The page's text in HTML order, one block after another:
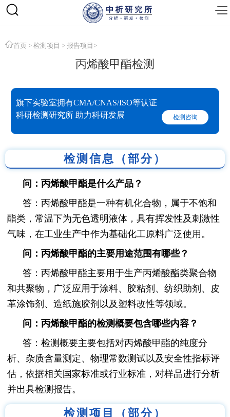
首页 > 检测项目 > 报告项目 >
丙烯酸甲酯检测
旗下实验室拥有CMA/CNAS/ISO等认证
科研检测研究所 助力科研发展
检测咨询
检测信息（部分）
问：丙烯酸甲酯是什么产品？
答：丙烯酸甲酯是一种有机化合物，属于不饱和
酯类，常温下为无色透明液体，具有挥发性及刺激性
气味，在工业生产中作为基础化工原料广泛使用。
问：丙烯酸甲酯的主要用途范围有哪些？
答：丙烯酸甲酯主要用于生产丙烯酸酯类聚合物
和共聚物，广泛应用于涂料、胶粘剂、纺织助剂、皮
革涂饰剂、造纸施胶剂以及塑料改性等领域。
问：丙烯酸甲酯的检测概要包含哪些内容？
答：检测概要主要包括对丙烯酸甲酯的纯度分
析、杂质含量测定、物理常数测试以及安全性指标评
估，依据相关国家标准或行业标准，对样品进行分析
并出具检测报告。
检测项目（部分）